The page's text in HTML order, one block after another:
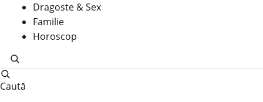
Dragoste & Sex
Familie
Horoscop
Caută